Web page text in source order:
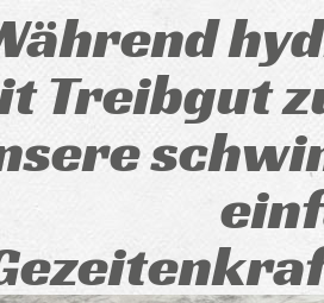
Treibgut